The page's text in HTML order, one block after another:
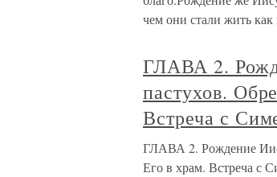
чем они стали жить
ГЛАВА 2.
пастухов.
Встреча с
ГЛАВА 2. Рождение
Его в храм. Встреча с